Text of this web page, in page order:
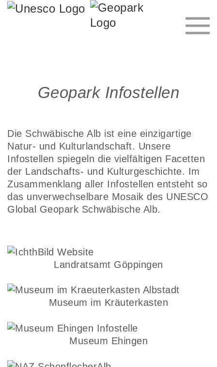
Geopark Infostellen
Die Schwäbische Alb ist eine einzigartige
Natur- und Kulturlandschaft. Unsere
Infostellen spiegeln die vielfältigen Facetten
der Landschafts- und Kulturgeschichte. Im
Zusammenklang aller Infostellen entsteht so
das unverwechselbare Mosaik des UNESCO
Global Geopark Schwäbische Alb.
Landratsamt Göppingen
Museum im Kräuterkasten
Museum Ehingen